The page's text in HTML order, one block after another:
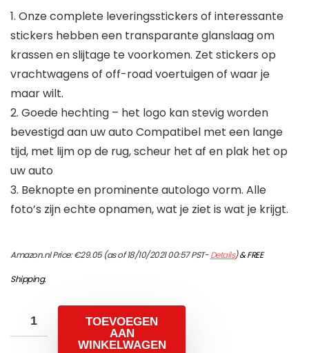
1. Onze complete leveringsstickers of interessante
stickers hebben een transparante glanslaag om
krassen en slijtage te voorkomen. Zet stickers op
vrachtwagens of off-road voertuigen of waar je
maar wilt.
2. Goede hechting – het logo kan stevig worden
bevestigd aan uw auto Compatibel met een lange
tijd, met lijm op de rug, scheur het af en plak het op
uw auto
3. Beknopte en prominente autologo vorm. Alle
foto’s zijn echte opnamen, wat je ziet is wat je krijgt.
Amazon.nl Price:€29.05(as of 18/10/2021 00:57 PST-Details)&FREE
Shipping.
TOEVOEGEN
AAN
WINKELWAGEN